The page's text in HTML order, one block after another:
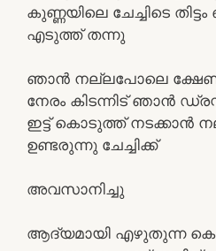
കുണ്ണയിലെ ചേച്ചിടെ
എടുത്ത് തന്നു
ഞാൻ നല്ലപോലെ
നേരം കിടന്നിട് ഞാൻ
ഇട്ട് കൊടുത്ത് നടക്കാൻ
ഉണ്ടരുന്നു ചേച്ചിക്ക്
അവസാനിച്ചു
ആദ്യമായി എഴുതുന്ന